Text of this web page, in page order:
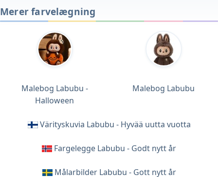
Merer farvelægning
Malebog Labubu -
Halloween
Malebog Labubu
Värityskuvia Labubu - Hyvää uutta vuotta
Fargelegge Labubu - Godt nytt år
Målarbilder Labubu - Gott nytt år